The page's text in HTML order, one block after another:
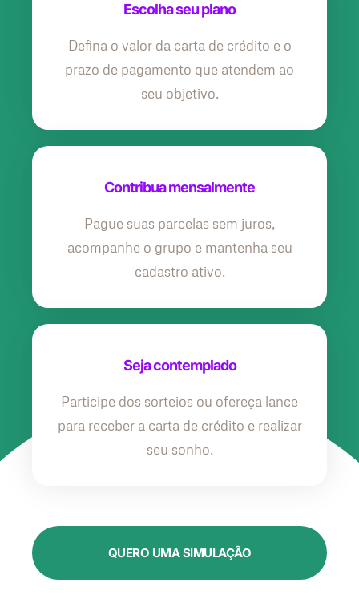
Escolha seu plano
Defina o valor da carta de crédito e o
prazo de pagamento que atendem ao
seu objetivo.
Contribua mensalmente
Pague suas parcelas sem juros,
acompanhe o grupo e mantenha seu
cadastro ativo.
Seja contemplado
Participe dos sorteios ou ofereça lance
para receber a carta de crédito e realizar
seu sonho.
QUERO UMA SIMULAÇÃO